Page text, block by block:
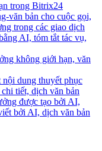
trong Bitrix24
văn bản cho cuộc gọi,
trong các giao dịch
AI, tóm tắt tác vụ,
không giới hạn, văn
nội dung thuyết phục
tiết, dịch văn bản
được tạo bởi AI,
bởi AI, dịch văn bản